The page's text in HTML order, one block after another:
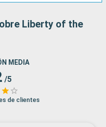
Liberty of the
MEDIA
/5
de clientes